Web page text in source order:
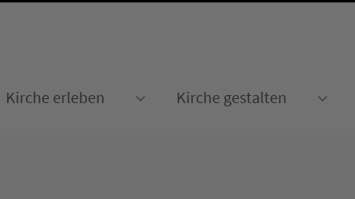
Kirche erleben
Kirche gestalten